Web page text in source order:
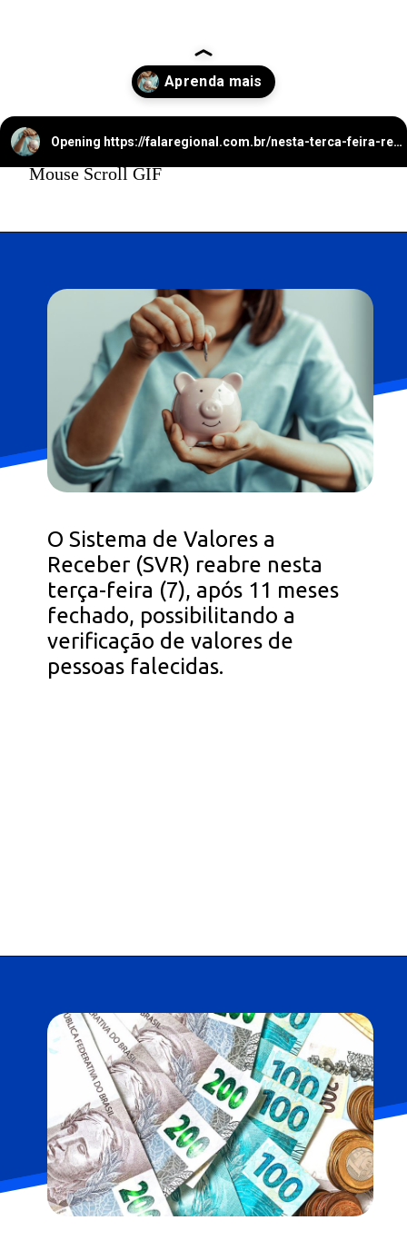
Opening https://falaregional.com.br/nesta-terca-feira-recomeca-o-saque-de-valores-esquecidos.html?via=home
Mouse Scroll GIF
O Sistema de Valores a
Receber (SVR) reabre nesta
terça-feira (7), após 11 meses
fechado, possibilitando a
verificação de valores de
pessoas falecidas.